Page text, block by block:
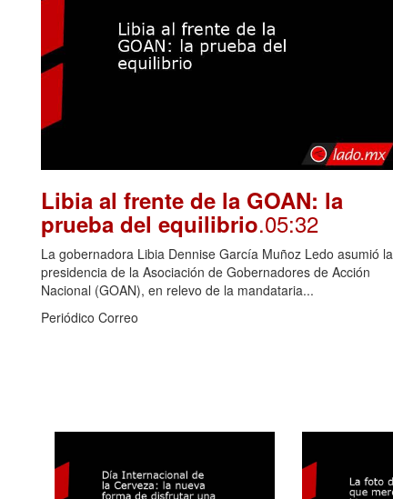
Libia al frente de la GOAN: la
prueba del equilibrio.05:32
La gobernadora Libia Dennise García Muñoz Ledo asumió la
presidencia de la Asociación de Gobernadores de Acción
Nacional (GOAN), en relevo de la mandataria...
Periódico Correo